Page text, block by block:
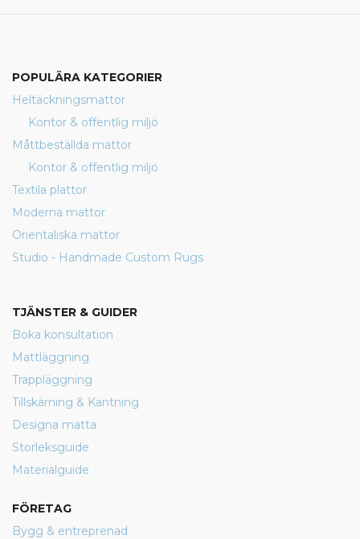
POPULÄRA KATEGORIER
Heltäckningsmattor
Kontor & offentlig miljö
Måttbeställda mattor
Kontor & offentlig miljö
Textila plattor
Moderna mattor
Orientaliska mattor
Studio - Handmade Custom Rugs
TJÄNSTER & GUIDER
Boka konsultation
Mattläggning
Trappläggning
Tillskärning & Kantning
Designa matta
Storleksguide
Materialguide
FÖRETAG
Bygg & entreprenad